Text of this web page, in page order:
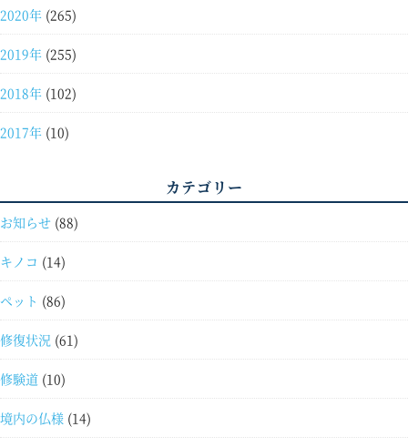
2020年 (265)
2019年 (255)
2018年 (102)
2017年 (10)
カテゴリー
お知らせ (88)
キノコ (14)
ペット (86)
修復状況 (61)
修験道 (10)
境内の仏様 (14)